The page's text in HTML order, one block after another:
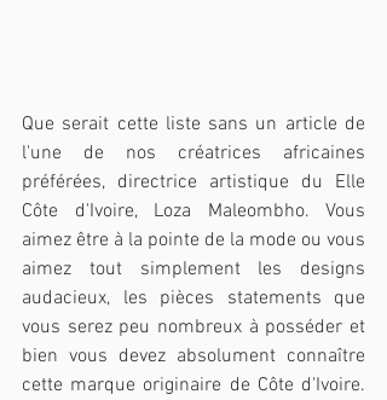
Que serait cette liste sans un article de
l'une de nos créatrices africaines
préférées, directrice artistique du Elle
Côte d'Ivoire, Loza Maleombho. Vous
aimez être à la pointe de la mode ou vous
aimez tout simplement les designs
audacieux, les pièces statements que
vous serez peu nombreux à posséder et
bien vous devez absolument connaître
cette marque originaire de Côte d'Ivoire.